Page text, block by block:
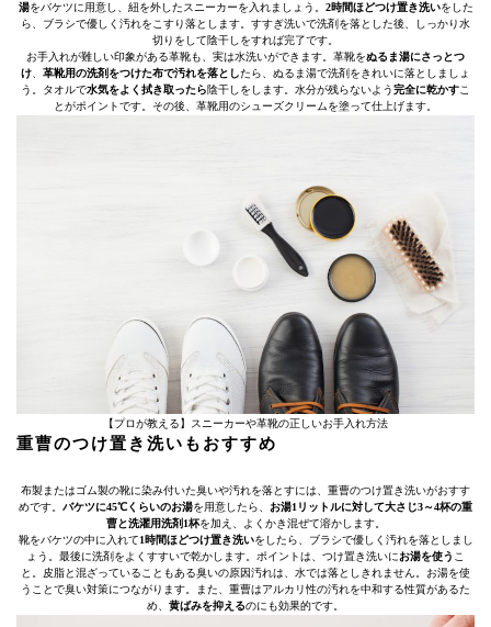
湯をバケツに用意し、紐を外したスニーカーを入れましょう。 2時間ほどつけ置き洗いをした
ら、ブラシで優しく汚れをこすり落とします。すすぎ洗いで洗剤を落とした後、しっかり水
切りをして陰干しをすれば完了です。
お手入れが難しい印象がある革靴も、実は水洗いができます。革靴をぬるま湯にさっとつ
け
革靴用の洗剤をつけた布で汚れを落としたら、ぬるま湯で洗剤をきれいに落としましょ
う。タオルで水気をよく拭き取ったら陰干しをします。水分が残らないよう完全に乾かすこ
とがポイントです。その後、革靴用のシューズクリームを塗って仕上げます。
【プロが教える】スニーカーや革靴の正しいお手入れ方法
重曹のつけ置き洗いもおすすめ
布製またはゴム製の靴に染み付いた臭いや汚れを落とすには、重曹のつけ置き洗いがおすす
めです。 バケツに45℃くらいのお湯を用意したら、 お湯1リットルに対して大さじ3～4杯の重
曹と洗濯用洗剤1杯を加え、よくかき混ぜて溶かします。
靴をバケツの中に入れて1時間ほどつけ置き洗いをしたら、ブラシで優しく汚れを落としまし
ょう。最後に洗剤をよくすすいで乾かします。ポイントは、つけ置き洗いにお湯を使う こ
と。皮脂と混ざっていることもある臭いの原因汚れは、水では落としきれません。お湯を使
うことで臭い対策につながります。また、重曹はアルカリ性の汚れを中和する性質があるた
め、 黄ばみを抑えるのにも効果的です。